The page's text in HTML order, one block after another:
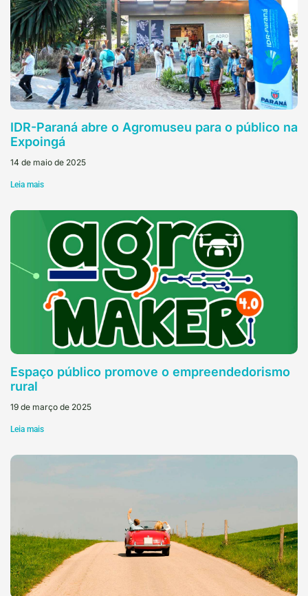
IDR-Paraná abre o Agromuseu para o público na
Expoingá
14 de maio de 2025
Leia mais
Espaço público promove o empreendedorismo
rural
19 de março de 2025
Leia mais